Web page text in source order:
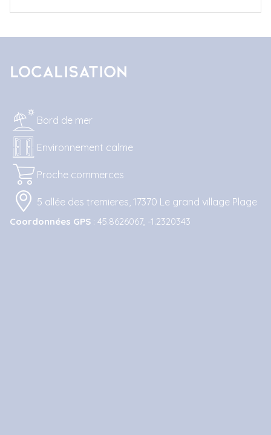
Localisation
Bord de mer
Environnement calme
Proche commerces
5 allée des tremieres, 17370 Le grand village Plage
Coordonnées GPS : 45.8626067, -1.2320343